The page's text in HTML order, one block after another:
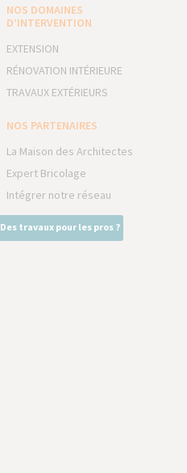
NOS DOMAINES
D’INTERVENTION
EXTENSION
RÉNOVATION INTÉRIEURE
TRAVAUX EXTÉRIEURS
NOS PARTENAIRES
La Maison des Architectes
Expert Bricolage
Intégrer notre réseau
Des travaux pour les pros ?